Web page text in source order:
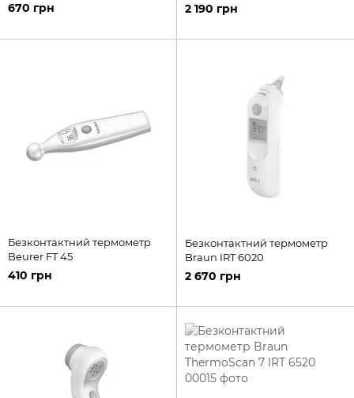
670 грн 2 190 грн
Безконтактний термометр
Beurer FT 45
410 грн
Безконтактний термометр
Braun IRT 6020
2 670 грн